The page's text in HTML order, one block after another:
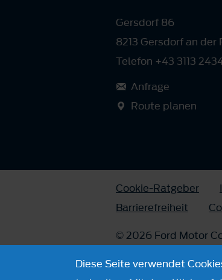
Gersdorf 86
8213 Gersdorf an der
Telefon +43 3113
Anfrage
Route planen
Cookie-Ratgeber
Barrierefreiheit
© 2026 Ford Motor
Diese Seite verwendet